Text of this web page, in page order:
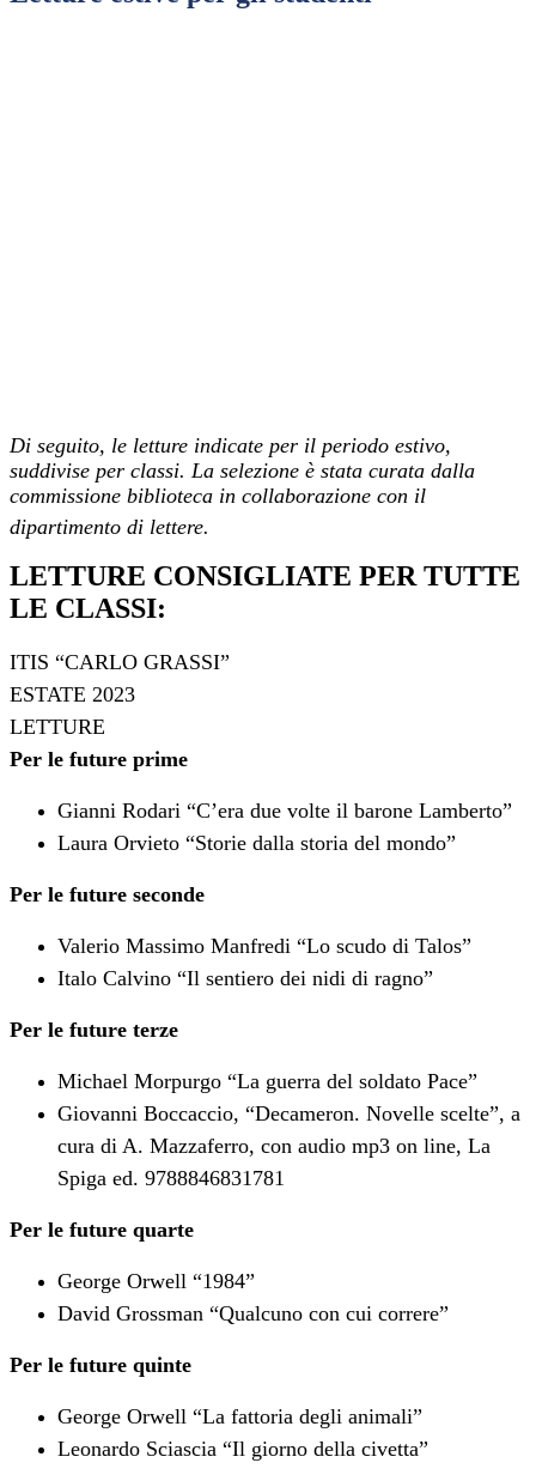
Di seguito, le letture indicate per il periodo estivo,
suddivise per classi. La selezione è stata curata dalla
commissione biblioteca in collaborazione con il
dipartimento di lettere.
LETTURE CONSIGLIATE PER TUTTE
LE CLASSI:
ITIS “CARLO GRASSI”
ESTATE 2023
LETTURE
Per le future prime
Gianni Rodari “C’era due volte il barone Lamberto”
Laura Orvieto “Storie dalla storia del mondo”
Per le future seconde
Valerio Massimo Manfredi “Lo scudo di Talos”
Italo Calvino “Il sentiero dei nidi di ragno”
Per le future terze
Michael Morpurgo “La guerra del soldato Pace”
Giovanni Boccaccio, “Decameron. Novelle scelte”, a
cura di A. Mazzaferro, con audio mp3 on line, La
Spiga ed. 9788846831781
Per le future quarte
George Orwell “1984”
David Grossman “Qualcuno con cui correre”
Per le future quinte
George Orwell “La fattoria degli animali”
Leonardo Sciascia “Il giorno della civetta”